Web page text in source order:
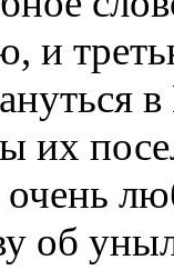
и
их
об